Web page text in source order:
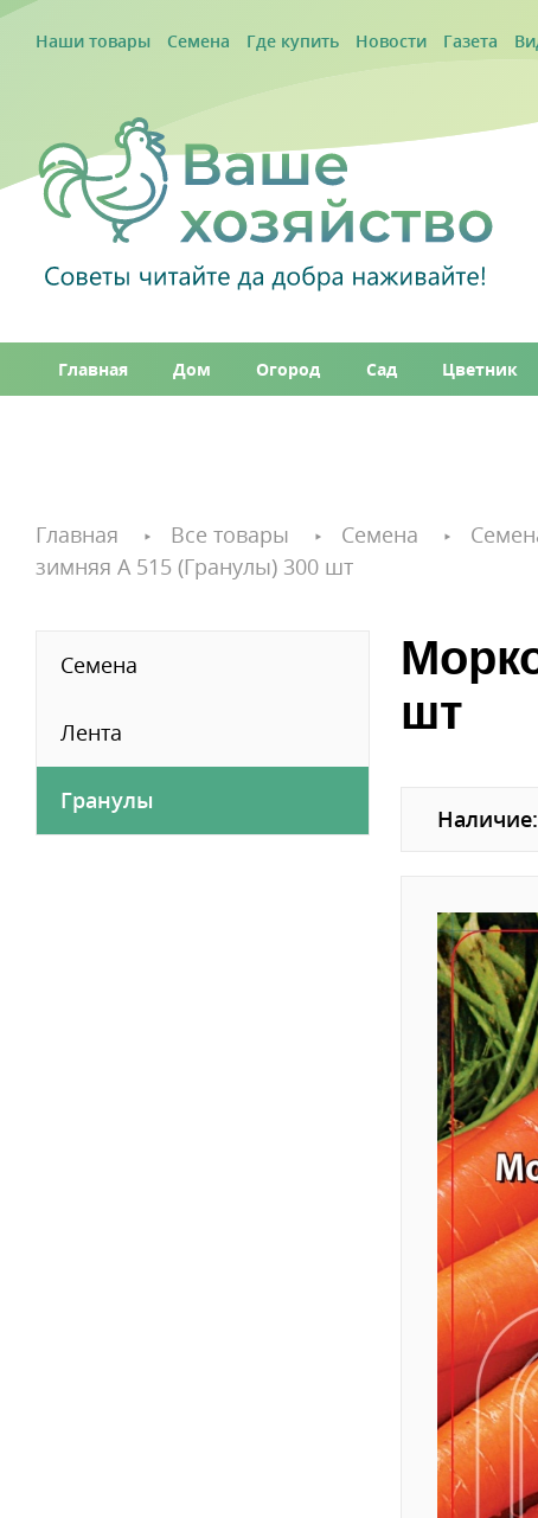
Наши товары Семена Где купить Новости Газета
Главная Дом Огород Сад Цветник
Главная Все товары Семена
зимняя А 515 (Гранулы) 300 шт
Семена
Лента
Гранулы
шт
Наличие: